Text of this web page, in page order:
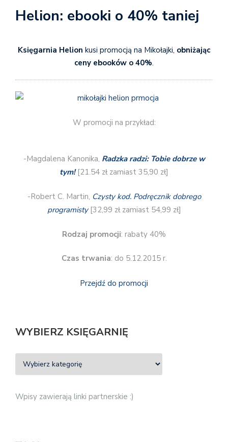
Helion: ebooki o 40% taniej
Księgarnia Helion kusi promocją na Mikołajki, obniżając
ceny ebooków o 40%.
W promocji na przykład:
-Magdalena Kanonika, Radzka radzi: Tobie dobrze w
tym! [21.54 zł zamiast 35,90 zł]
-Robert C. Martin, Czysty kod. Podręcznik dobrego
programisty[32,99 zł zamiast 54,99 zł]
Rodzaj promocji: rabaty 40%
Czas trwania: do 5.12.2015 r.
Przejdź do promocji
WYBIERZ KSIĘGARNIĘ
Wpisy zawierają linki partnerskie :)